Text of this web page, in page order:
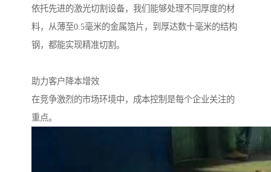
依托先进的激光切割设备，我们能够处理不同厚度的材
料，从薄至0.5毫米的金属箔片，到厚达数十毫米的结构
钢，都能实现精准切割。
助力客户降本增效
在竞争激烈的市场环境中，成本控制是每个企业关注的
重点。